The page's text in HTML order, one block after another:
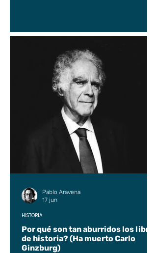
Por qué son tan aburridos los libros
de historia? (Ha muerto Carlo
Ginzburg)
HISTORIA
Pablo Aravena
17 jun